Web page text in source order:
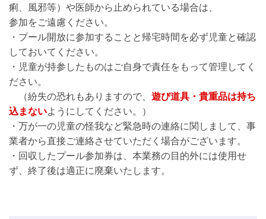
痢、風邪等）や医師から止められている場合は、
参加をご遠慮ください。
・プール開放に参加することと帰宅時間を必ず児童と確認
しておいてください。
・児童が持参したものはご自身で責任をもって管理してく
ださい。
（紛失の恐れもありますので、 遊び道具・貴重品は持ち
込まないようにしてください。）
・万が一の児童の怪我など緊急時の連絡に関しまして、事
業者から直接ご連絡させていただく場合がございます。
・回収したプール参加券は、本業務の目的外には使用せ
ず、終了後は適正に廃棄いたします。